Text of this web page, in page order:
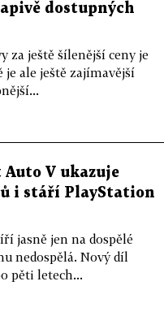
dostupných
za ještě šílenější ceny je
je ale ještě zajímavější
Auto V ukazuje
i stáří PlayStation
jasně jen na dospělé
nedospělá. Nový díl
pěti letech...